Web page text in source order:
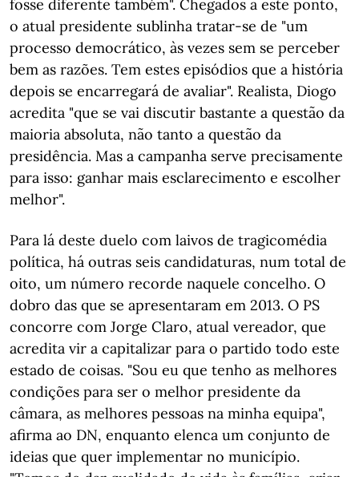
fosse diferente também". Chegados a este ponto,
o atual presidente sublinha tratar-se de "um
processo democrático, às vezes sem se perceber
bem as razões. Tem estes episódios que a história
depois se encarregará de avaliar". Realista, Diogo
acredita "que se vai discutir bastante a questão da
maioria absoluta, não tanto a questão da
presidência. Mas a campanha serve precisamente
para isso: ganhar mais esclarecimento e escolher
melhor".
Para lá deste duelo com laivos de tragicomédia
política, há outras seis candidaturas, num total de
oito, um número recorde naquele concelho. O
dobro das que se apresentaram em 2013. O PS
concorre com Jorge Claro, atual vereador, que
acredita vir a capitalizar para o partido todo este
estado de coisas. "Sou eu que tenho as melhores
condições para ser o melhor presidente da
câmara, as melhores pessoas na minha equipa",
afirma ao DN, enquanto elenca um conjunto de
ideias que quer implementar no município.